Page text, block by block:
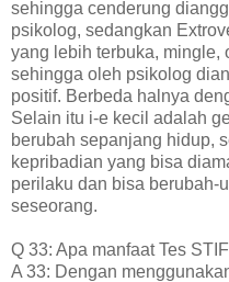
sehingga cenderung
psikolog, sedangkan
yang lebih terbuka, mingle,
sehingga oleh psikolog
positif. Berbeda halnya
Selain itu i-e kecil adalah
berubah sepanjang hidup,
kepribadian yang bisa
perilaku dan bisa berubah-
seseorang.
Q 33: Apa manfaat Tes
A 33: Dengan